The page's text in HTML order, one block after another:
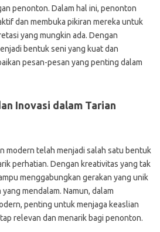
penonton. Dalam hal ini, penonton
dan membuka pikiran mereka untuk
yang mungkin ada. Dengan
bentuk seni yang kuat dan
pesan-pesan yang penting dalam
Inovasi dalam Tarian
modern telah menjadi salah satu bentuk
perhatian. Dengan kreativitas yang tak
menggabungkan gerakan yang unik
mendalam. Namun, dalam
penting untuk menjaga keaslian
relevan dan menarik bagi penonton.